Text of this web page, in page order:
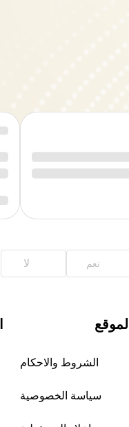
نعم لا
الشروط والاحكام
سياسة الخصوصية